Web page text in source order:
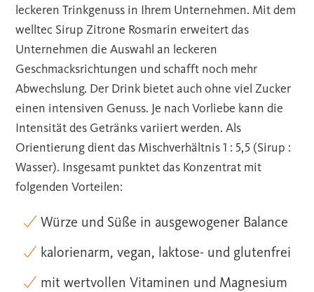
leckeren Trinkgenuss in Ihrem Unternehmen. Mit dem
welltec Sirup Zitrone Rosmarin erweitert das
Unternehmen die Auswahl an leckeren
Geschmacksrichtungen und schafft noch mehr
Abwechslung. Der Drink bietet auch ohne viel Zucker
einen intensiven Genuss. Je nach Vorliebe kann die
Intensität des Getränks variiert werden. Als
Orientierung dient das Mischverhältnis 1 : 5,5 (Sirup :
Wasser). Insgesamt punktet das Konzentrat mit
folgenden Vorteilen:
Würze und Süße in ausgewogener Balance
kalorienarm, vegan, laktose- und glutenfrei
mit wertvollen Vitaminen und Magnesium